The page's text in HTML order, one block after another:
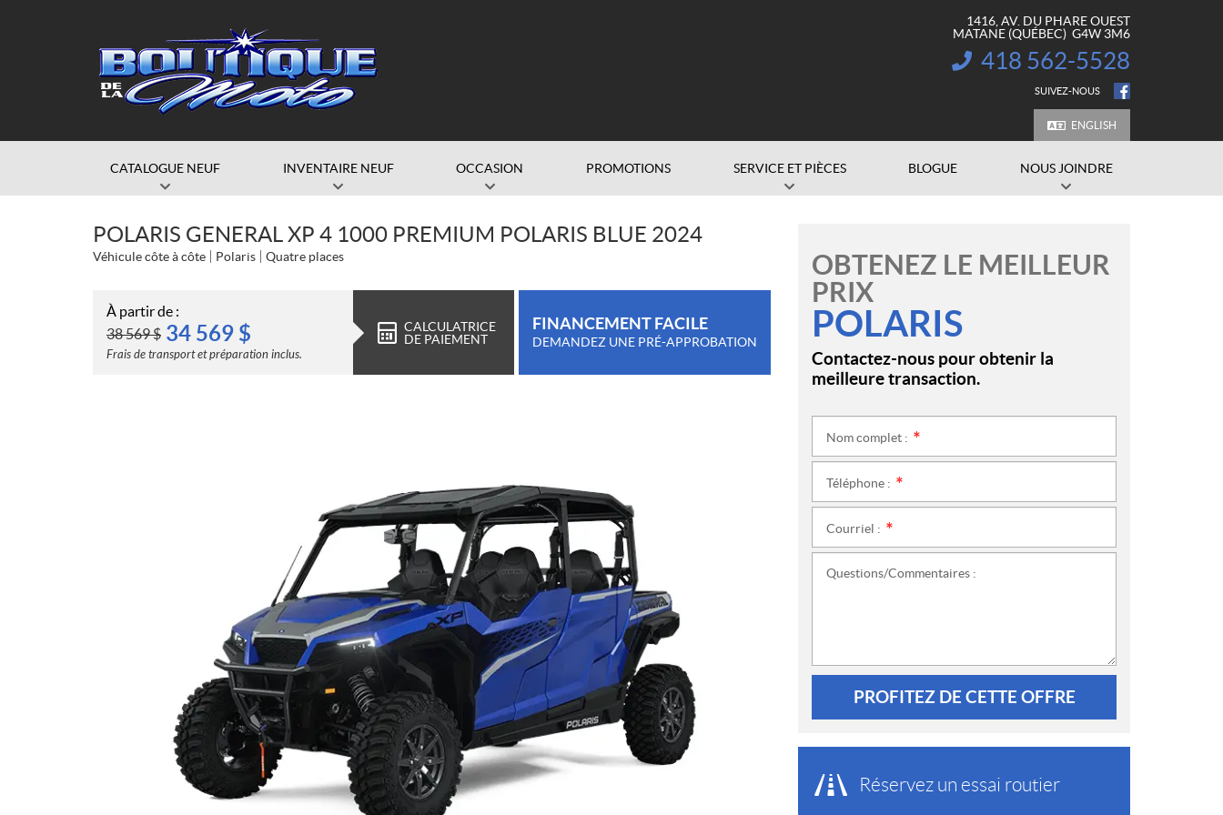
1416, AV. DU PHARE OUEST
MATANE (QUÉBEC) G4W 3M6
INFORMATION :
418 562-5528
SUIVEZ-NOUS
ENGLISH
CATALOGUE NEUF INVENTAIRE NEUF OCCASION PROMOTIONS SERVICE ET PIÈCES BLOGUE NOUS JOINDRE
POLARIS GENERAL XP 4 1000 PREMIUM POLARIS BLUE 2024
Véhicule côte à côte Polaris Quatre places
À partir de :
38 569$ 34 569 $
Frais de transport et préparation inclus.
CALCULATRICE
DE PAIEMENT
FINANCEMENT FACILE
DEMANDEZ UNE PRÉ-APPROBATION
OBTENEZ LE MEILLEUR
PRIX
POLARIS
Contactez-nous pour obtenir la
meilleure transaction.
Nom complet :
Téléphone :
Courriel :
Questions/Commentaires :
PROFITEZ DE CETTE OFFRE
Réservez un essai routier